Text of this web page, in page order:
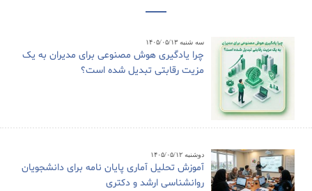
سه شنبه ۱۴۰۵/۰۵/۱۳
چرا یادگیری هوش مصنوعی برای مدیران به یک
مزیت رقابتی تبدیل شده است؟
دوشنبه ۱۴۰۵/۰۵/۱۲
آموزش تحلیل آماری پایان نامه برای دانشجویان
روانشناسی ارشد و دکتری